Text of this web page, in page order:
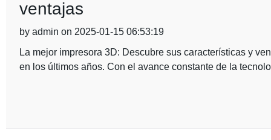
ventajas
by admin on 2025-01-15 06:53:19
La mejor impresora 3D: Descubre sus características y
en los últimos años. Con el avance constante de la